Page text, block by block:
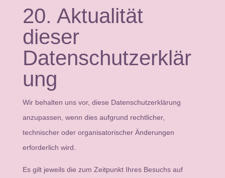
20. Aktualität
dieser
Datenschutzerklär
ung
Wir behalten uns vor, diese Datenschutzerklärung
anzupassen, wenn dies aufgrund rechtlicher,
technischer oder organisatorischer Änderungen
erforderlich wird.
Es gilt jeweils die zum Zeitpunkt Ihres Besuchs auf